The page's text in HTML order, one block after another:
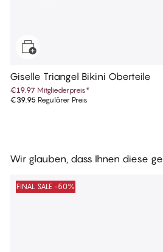
Giselle Triangel Bikini Oberteile
€19.97 Mitgliederpreis*
€39.95 Regulärer Preis
Wir glauben, dass Ihnen diese
FINAL SALE -50%